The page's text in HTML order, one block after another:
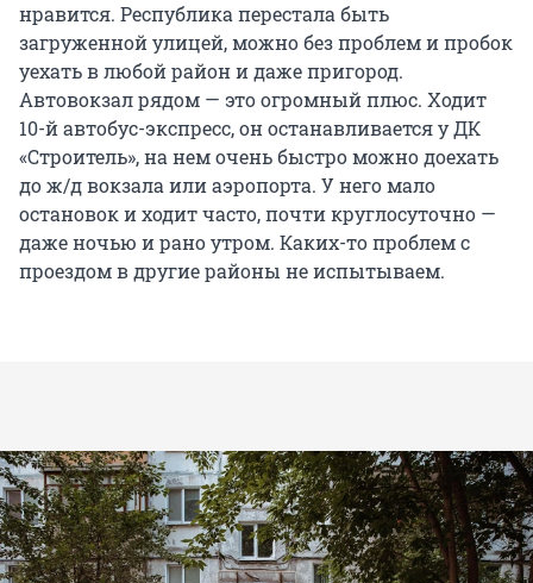
нравится. Республика перестала быть
загруженной улицей, можно без проблем и пробок
уехать в любой район и даже пригород.
Автовокзал рядом — это огромный плюс. Ходит
10-й автобус-экспресс, он останавливается у ДК
«Строитель», на нем очень быстро можно доехать
до ж/д вокзала или аэропорта. У него мало
остановок и ходит часто, почти круглосуточно —
даже ночью и рано утром. Каких-то проблем с
проездом в другие районы не испытываем.